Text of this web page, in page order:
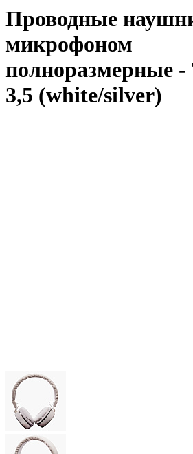
Проводные
микрофоном
полноразмерные -
3,5 (white/silver)